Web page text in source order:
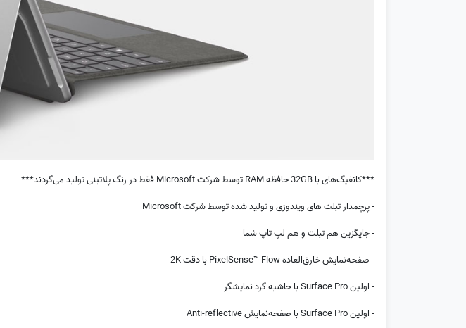
***کانفیگ‌های با 32GB حافظه RAM توسط شرکت Microsoft فقط در رنگ پلاتینی تولید می‌گردند***
- پرچمدار تبلت های ویندوزی و تولید شده توسط شرکت Microsoft
- جایگزین هم تبلت و هم لپ تاپ شما
- صفحه‌نمایش خارق‌العاده PixelSense™ Flow با دقت 2K
- اولین Surface Pro با حاشیه گرد نمایشگر
- اولین Surface Pro با صفحه‌نمایش Anti-reflective